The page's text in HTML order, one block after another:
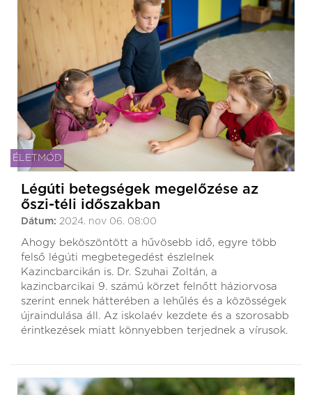
ÉLETMÓD
Légúti betegségek megelőzése az
őszi-téli időszakban
Dátum: 2024. nov 06. 08:00
Ahogy beköszöntött a hűvösebb idő, egyre több
felső légúti megbetegedést észlelnek
Kazincbarcikán is. Dr. Szuhai Zoltán, a
kazincbarcikai 9. számú körzet felnőtt háziorvosa
szerint ennek hátterében a lehűlés és a közösségek
újraindulása áll. Az iskolaév kezdete és a szorosabb
érintkezések miatt könnyebben terjednek a vírusok.